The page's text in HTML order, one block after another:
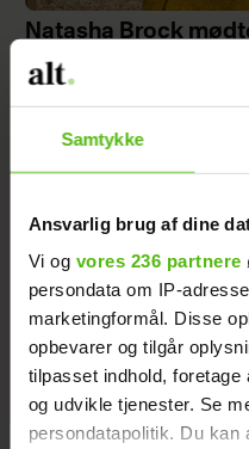
Samtykke
Ansvarlig brug af dine
Vi og vores 236 partnere
persondata om IP-
marketingformål. Disse
opbevarer og tilgår
tilpasset indhold,
og udvikle tjenester. Se
persondatapolitik. Du
Natasha Brock